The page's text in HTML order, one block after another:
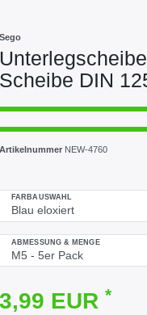
Sego
Scheibe DIN
Artikelnummer NEW-4760
FARBAUSWAHL
ABMESSUNG & MENGE
3,99 EUR *